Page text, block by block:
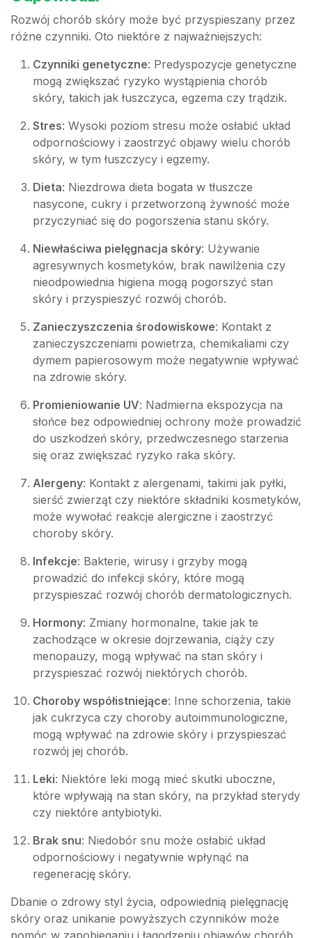
Rozwój chorób skóry może być przyspieszany przez
różne czynniki. Oto niektóre z najważniejszych:
Czynniki genetyczne: Predyspozycje genetyczne
mogą zwiększać ryzyko wystąpienia chorób
skóry, takich jak łuszczyca, egzema czy trądzik.
Stres: Wysoki poziom stresu może osłabić układ
odpornościowy i zaostrzyć objawy wielu chorób
skóry, w tym łuszczycy i egzemy.
Dieta: Niezdrowa dieta bogata w tłuszcze
nasycone, cukry i przetworzoną żywność może
przyczyniać się do pogorszenia stanu skóry.
Niewłaściwa pielęgnacja skóry: Używanie
agresywnych kosmetyków, brak nawilżenia czy
nieodpowiednia higiena mogą pogorszyć stan
skóry i przyspieszyć rozwój chorób.
Zanieczyszczenia środowiskowe: Kontakt z
zanieczyszczeniami powietrza, chemikaliami czy
dymem papierosowym może negatywnie wpływać
na zdrowie skóry.
Promieniowanie UV: Nadmierna ekspozycja na
słońce bez odpowiedniej ochrony może prowadzić
do uszkodzeń skóry, przedwczesnego starzenia
się oraz zwiększać ryzyko raka skóry.
Alergeny: Kontakt z alergenami, takimi jak pyłki,
sierść zwierząt czy niektóre składniki kosmetyków,
może wywołać reakcje alergiczne i zaostrzyć
choroby skóry.
Infekcje: Bakterie, wirusy i grzyby mogą
prowadzić do infekcji skóry, które mogą
przyspieszać rozwój chorób dermatologicznych.
Hormony: Zmiany hormonalne, takie jak te
zachodzące w okresie dojrzewania, ciąży czy
menopauzy, mogą wpływać na stan skóry i
przyspieszać rozwój niektórych chorób.
Choroby współistniejące: Inne schorzenia, takie
jak cukrzyca czy choroby autoimmunologiczne,
mogą wpływać na zdrowie skóry i przyspieszać
rozwój jej chorób.
Leki: Niektóre leki mogą mieć skutki uboczne,
które wpływają na stan skóry, na przykład sterydy
czy niektóre antybiotyki.
Brak snu: Niedobór snu może osłabić układ
odpornościowy i negatywnie wpłynąć na
regenerację skóry.
Dbanie o zdrowy styl życia, odpowiednią pielęgnację
skóry oraz unikanie powyższych czynników może